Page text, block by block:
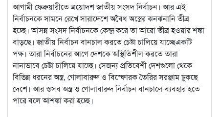
আগামী ফেব্রুয়ারীতে ত্রয়োদশ জাতীয় সংসদ নির্বাচন। আর এই
নির্বাচনকে সামনে রেখে সারাদেশে অবৈধ অস্ত্রের ঝনঝনানি তীব্র
হচ্ছে। আসন্ন সংসদ নির্বাচনকে কেন্দ্র করে তা আরো তীব্র হওয়ার শঙ্কা
বাড়ছে। জাতীয় নির্বাচন বানচাল করতে চেষ্টা চালিয়ে যাচ্ছেএকটি
পক্ষ। তারা নির্বাচনের আগে দেশকে অস্থিতিশীল করতে তারা
নানাভাবে চেষ্টা চালিয়ে যাচ্ছে। সেজন্য প্রতিবেশী দেশগুলো থেকে
বিভিন্ন ধরনের অস্ত্র, গোলাবারুদ ও বিস্ফোরক তৈরির সরঞ্জাম ঢুকছে
দেশে। আর ওসব অস্ত্র ও গোলাবারুদ নির্বাচন বানচালে ব্যবহার হতে
পারে বলে আশঙ্কা করা হচ্ছে।